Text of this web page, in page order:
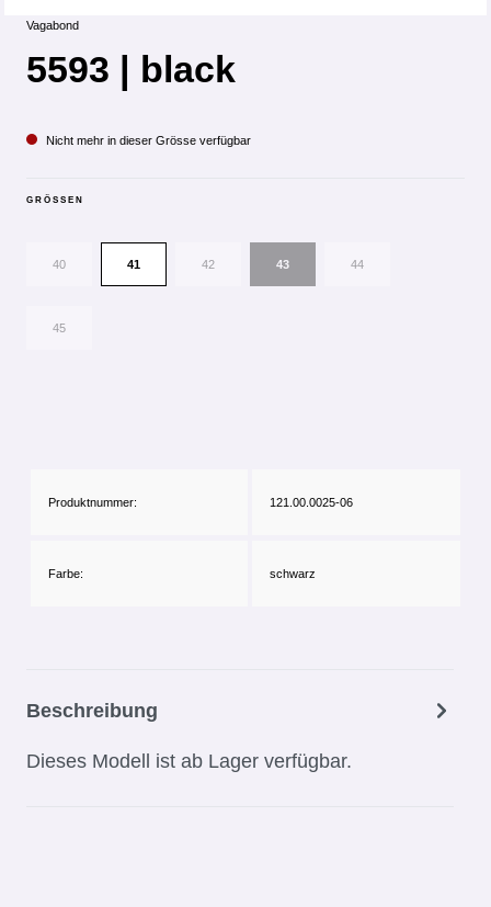
Vagabond
5593 | black
Nicht mehr in dieser Grösse verfügbar
GRÖSSEN
40 41 42 43 44
45
Produktnummer: 121.00.0025-06
Farbe: schwarz
Beschreibung
Dieses Modell ist ab Lager verfügbar.